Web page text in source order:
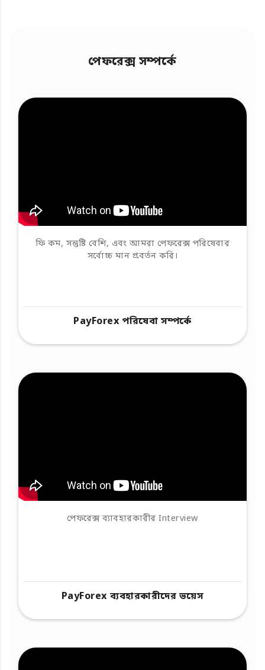
পেফরেক্স সম্পর্কে
ফি কম, সন্তুষ্টি বেশি, এবং আমরা পেফরেক্স পরিষেবার
সর্বোচ্চ মান প্রবর্তন করি।
PayForex পরিষেবা সম্পর্কে
পেফরেক্স ব্যাবহারকারীর Interview
PayForex ব্যবহারকারীদের ভয়েস